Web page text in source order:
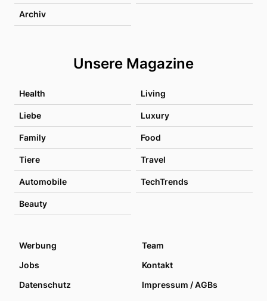
Archiv
Unsere Magazine
Health Living
Liebe Luxury
Family Food
Tiere Travel
Automobile TechTrends
Beauty
Werbung
Team
Jobs
Kontakt
Datenschutz
Impressum / AGBs